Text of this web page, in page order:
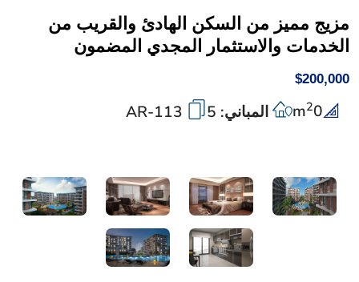
مزيج مميز من السكن الهادئ والقريب من
الخدمات والاستثمار المجدي المضمون
$200,000
0
m2 المباني: 5